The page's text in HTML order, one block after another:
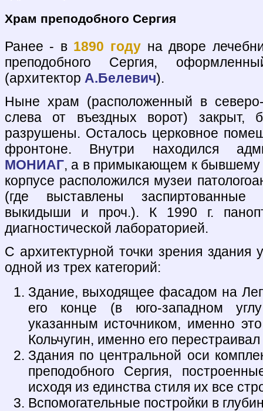
Храм преподобного Сергия
Ранее - в 1890 годуна дворе
преподобного Сергия,
(архитектор А.Белевич).
Ныне храм (расположенный в северо-
слева от въездных ворот) закрыт,
разрушены. Осталось церковное
фронтоне. Внутри находился
МОНИАГ, а в примыкающем к
корпусе расположился музеи
(где выставлены заспиртованные
выкидыши и проч.). К 1990 г.
диагностической лабораторией.
С архитектурной точки зрения здания
одной из трех категорий:
Здание, выходящее фасадом на
его конце (в юго-западном
указанным источником, именно
Кольчугин, именно его
Здания по центральной оси
преподобного Сергия,
исходя из единства стиля их все
Вспомогательные постройки в